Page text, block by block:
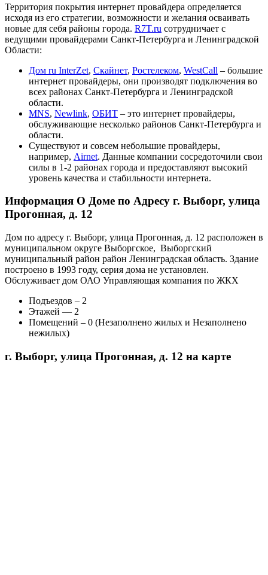
Территория покрытия интернет провайдера определяется
исходя из его стратегии, возможности и желания осваивать
новые для себя районы города. R7T.ru сотрудничает с
ведущими провайдерами Санкт-Петербурга и Ленинградской
Области:
Дом ru InterZet, Скайнет, Ростелеком, WestCall – большие
интернет провайдеры, они производят подключения во
всех районах Санкт-Петербурга и Ленинградской
области.
MNS, Newlink, ОБИТ – это интернет провайдеры,
обслуживающие несколько районов Санкт-Петербурга и
области.
Существуют и совсем небольшие провайдеры,
например, Airnet. Данные компании сосредоточили свои
силы в 1-2 районах города и предоставляют высокий
уровень качества и стабильности интернета.
Информация О Доме по Адресу г. Выборг, улица
Прогонная, д. 12
Дом по адресу г. Выборг, улица Прогонная, д. 12 расположен в
муниципальном округе Выборгское, Выборгский
муниципальный район район Ленинградская область. Здание
построено в 1993 году, серия дома не установлен.
Обслуживает дом ОАО Управляющая компания по ЖКХ
Подъездов – 2
Этажей — 2
Помещений – 0 (Незаполнено жилых и Незаполнено
нежилых)
г. Выборг, улица Прогонная, д. 12 на карте